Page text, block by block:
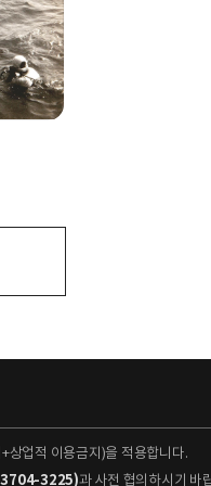
상업적 이용금지)을 적용합니다.
3704-3225)과 사전 협의하시기 바